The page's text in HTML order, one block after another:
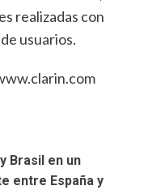
realizadas con
usuarios.
Brasil en un
entre España y